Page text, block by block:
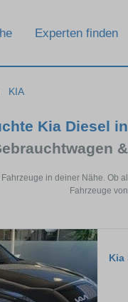
Experten finden
KIA
Kia Diesel
in deiner Nähe. Ob
Fahrzeuge
Kia